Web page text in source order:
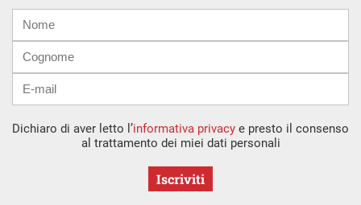
mail
Dichiaro di aver letto l’informativa privacy e presto il consenso
al trattamento dei miei dati personali
Iscriviti